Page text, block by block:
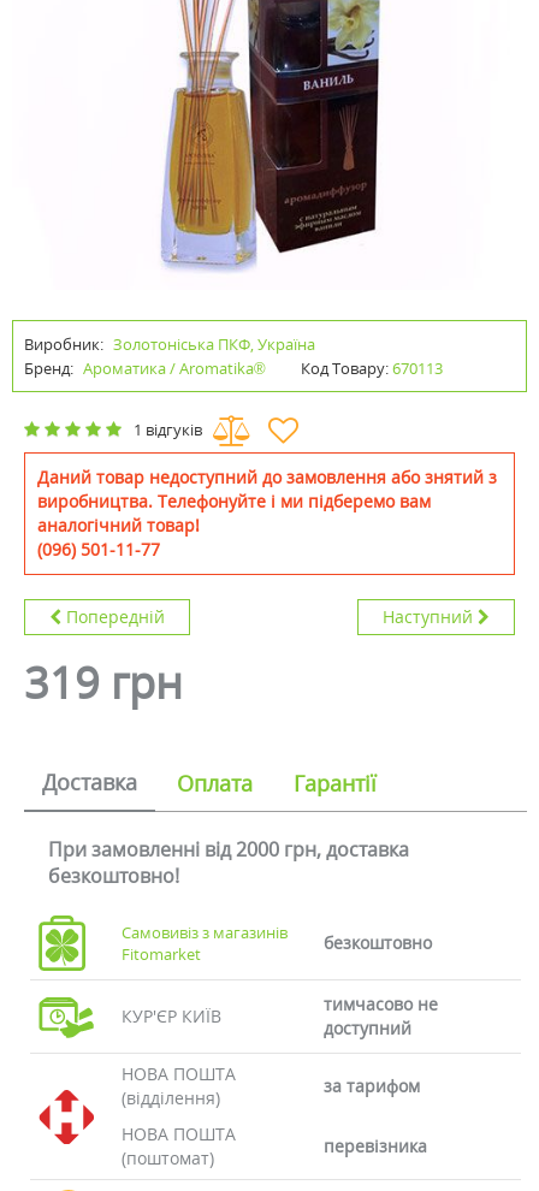
Виробник: Золотоніська ПКФ, Україна
Бренд: Ароматика / Aromatika® Код Товару:670113
1 відгуків
Даний товар недоступний до замовлення або знятий з
виробництва. Телефонуйте і ми підберемо вам
аналогічний товар!
(096) 501-11-77
Попередній Наступний
319 грн
Доставка Оплата Гарантії
При замовленні від 2000 грн, доставка
безкоштовно!
Самовивіз з магазинів
Fitomarket
безкоштовно
КУР'ЄР КИЇВ
тимчасово не
доступний
НОВА ПОШТА
(відділення)
за тарифом
НОВА ПОШТА
(поштомат)
перевізника